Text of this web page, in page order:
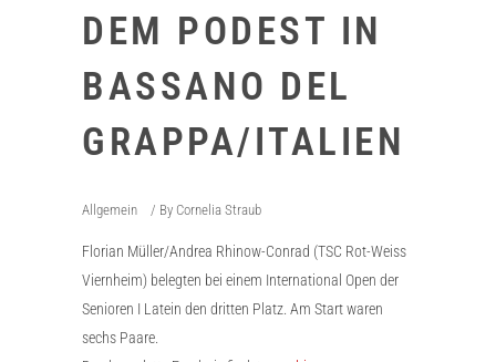
DEM PODEST IN
BASSANO DEL
GRAPPA/ITALIEN
Allgemein By Cornelia Straub
Florian Müller/Andrea Rhinow-Conrad (TSC Rot-Weiss
Viernheim) belegten bei einem International Open der
Senioren I Latein den dritten Platz. Am Start waren
sechs Paare.